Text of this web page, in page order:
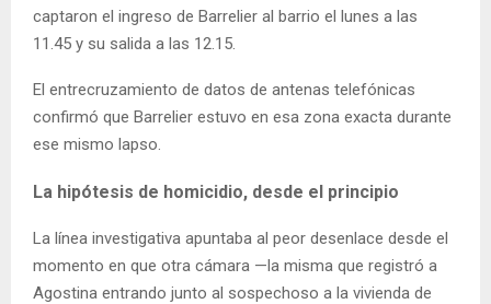
captaron el ingreso de Barrelier al barrio el lunes a las
11.45 y su salida a las 12.15.
El entrecruzamiento de datos de antenas telefónicas
confirmó que Barrelier estuvo en esa zona exacta durante
ese mismo lapso.
La hipótesis de homicidio, desde el principio
La línea investigativa apuntaba al peor desenlace desde el
momento en que otra cámara —la misma que registró a
Agostina entrando junto al sospechoso a la vivienda de